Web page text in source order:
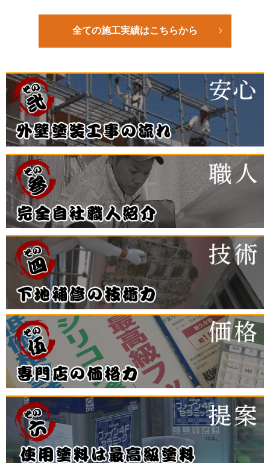
全ての施工実績はこちらから